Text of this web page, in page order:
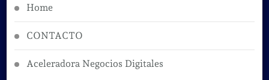
Home
CONTACTO
Aceleradora Negocios Digitales